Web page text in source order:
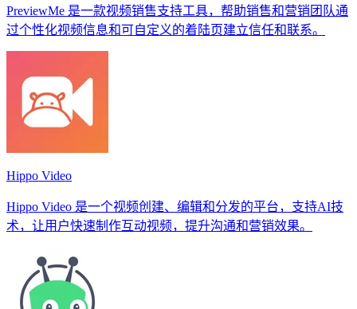
PreviewMe 是一款视频销售支持工具，帮助销售和营销团队通
过个性化视频信息和可自定义的着陆页建立信任和联系。
Hippo Video
Hippo Video 是一个视频创建、编辑和分发的平台，支持AI技
术，让用户快速制作互动视频，提升沟通和营销效果。